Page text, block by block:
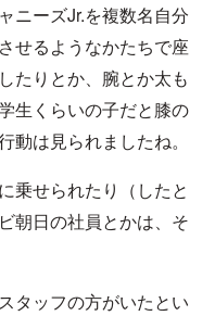
ニーズJr.を複数名自分
せるようなかたちで座
たりとか、腕とか太も
生くらいの子だと膝の
は見られましたね。
乗せられたり（したと
朝日の社員とかは、そ
タッフの方がいたとい